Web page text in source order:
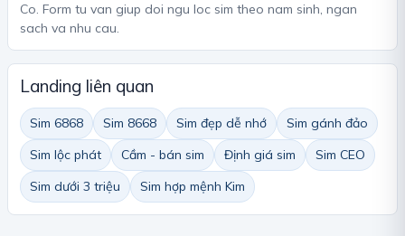
Co. Form tu van giup doi ngu loc sim theo nam sinh, ngan
sach va nhu cau.
Landing liên quan
Sim 6868 Sim 8668 Sim đẹp dễ nhớ
Sim gánh đảo
Sim lộc phát
Cầm - bán sim Định giá sim
Sim CEO
Sim dưới 3 triệu
Sim hợp mệnh Kim